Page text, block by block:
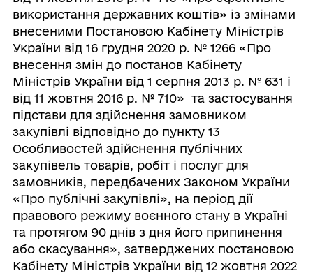
використання державних коштів» із змінами
внесеними Постановою Кабінету Міністрів
України від 16 грудня 2020 р. № 1266 «Про
внесення змін до постанов Кабінету
Міністрів України від 1 серпня 2013 р. № 631 і
від 11 жовтня 2016 р. № 710» та застосування
підстави для здійснення замовником
закупівлі відповідно до пункту 13
Особливостей здійснення публічних
закупівель товарів, робіт і послуг для
замовників, передбачених Законом України
«Про публічні закупівлі», на період дії
правового режиму воєнного стану в Україні
та протягом 90 днів з дня його припинення
або скасування», затверджених постановою
Кабінету Міністрів України від 12 жовтня 2022